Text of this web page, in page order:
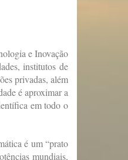
e Inovação
institutos de
privadas, além
é aproximar a
em todo o
é um “prato
mundiais,